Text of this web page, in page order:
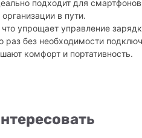
подходит для
в пути.
упрощает управление
без необходимости
комфорт и портативность.